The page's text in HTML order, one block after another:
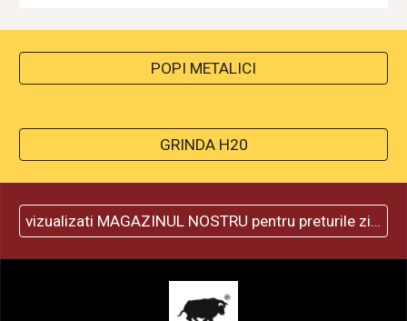
POPI METALICI
GRINDA H20
vizualizati MAGAZINUL NOSTRU pentru preturile zilei